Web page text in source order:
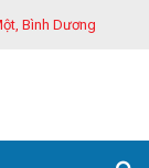
Bình Dương